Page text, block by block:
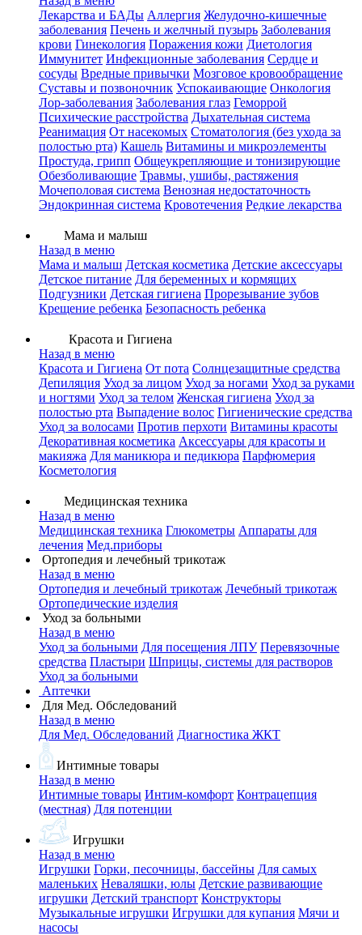
Лекарства и БАДы Аллергия Желудочно-кишечные
заболевания Печень и желчный пузырь Заболевания
крови Гинекология Поражения кожи Диетология
Иммунитет Инфекционные заболевания Сердце и
сосуды Вредные привычки Мозговое кровообращение
Суставы и позвоночник Успокаивающие Онкология
Лор-заболевания Заболевания глаз Геморрой
Психические расстройства Дыхательная система
Реанимация От насекомых Стоматология (без ухода за
полостью рта) Кашель Витамины и микроэлементы
Простуда, грипп Общеукрепляющие и тонизирующие
Обезболивающие Травмы, ушибы, растяжения
Мочеполовая система Венозная недостаточность
Эндокринная система Кровотечения Редкие лекарства
Мама и малыш
Назад в меню
Мама и малыш Детская косметика Детские аксессуары
Детское питание Для беременных и кормящих
Подгузники Детская гигиена Прорезывание зубов
Крещение ребенка Безопасность ребенка
Красота и Гигиена
Назад в меню
Красота и Гигиена От пота Солнцезащитные средства
Депиляция Уход за лицом Уход за ногами Уход за руками
и ногтями Уход за телом Женская гигиена Уход за
полостью рта Выпадение волос Гигиенические средства
Уход за волосами Против перхоти Витамины красоты
Декоративная косметика Аксессуары для красоты и
макияжа Для маникюра и педикюра Парфюмерия
Косметология
Медицинская техника
Назад в меню
Медицинская техника Глюкометры Аппараты для
лечения Мед.приборы
Ортопедия и лечебный трикотаж
Назад в меню
Ортопедия и лечебный трикотаж Лечебный трикотаж
Ортопедические изделия
Уход за больными
Назад в меню
Уход за больными Для посещения ЛПУ Перевязочные
средства Пластыри Шприцы, системы для растворов
Уход за больными
Аптечки
Для Мед. Обследований
Назад в меню
Для Мед. Обследований Диагностика ЖКТ
Интимные товары
Назад в меню
Интимные товары Интим-комфорт Контрацепция
(местная) Для потенции
Игрушки
Назад в меню
Игрушки Горки, песочницы, бассейны Для самых
маленьких Неваляшки, юлы Детские развивающие
игрушки Детский транспорт Конструкторы
Музыкальные игрушки Игрушки для купания Мячи и
насосы